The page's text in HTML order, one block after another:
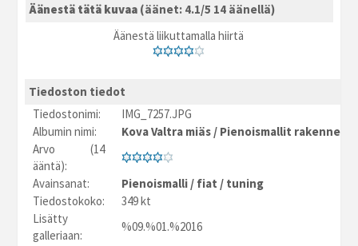
Äänestä tätä kuvaa (äänet: 4.1/5 14 äänellä)
Äänestä liikuttamalla hiirtä
Tiedoston tiedot
Tiedostonimi:
IMG_7257.JPG
Albumin nimi:
Kova Valtra miäs / Pienoismallit
Arvo (14
ääntä):
Avainsanat:
Pienoismalli / fiat / tuning
Tiedostokoko:
349 kt
Lisätty
galleriaan:
%09.%01.%2016